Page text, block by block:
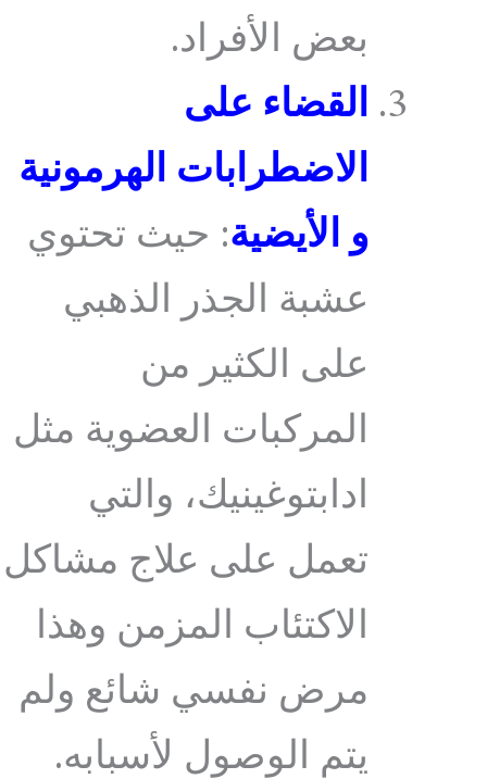
بعض الأفراد.
القضاء على
الاضطرابات الهرمونية
و الأيضية: حيث تحتوي
عشبة الجذر الذهبي
على الكثير من
المركبات العضوية مثل
ادابتوغينيك، والتي
تعمل على علاج مشاكل
الاكتئاب المزمن وهذا
مرض نفسي شائع ولم
يتم الوصول لأسبابه.